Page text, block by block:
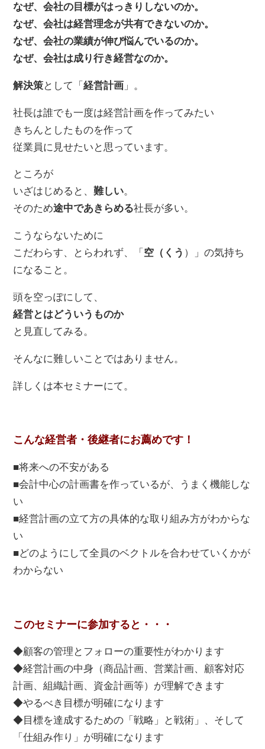
なぜ、会社の目標がはっきりしないのか。
なぜ、会社は経営理念が共有できないのか。
なぜ、会社の業績が伸び悩んでいるのか。
なぜ、会社は成り行き経営なのか。
解決策として「経営計画 」。
社長は誰でも一度は経営計画を作ってみたい
きちんとしたものを作って
従業員に見せたいと思っています。
ところが
いざはじめると、難しい。
そのため途中であきらめる社長が多い。
こうならないために
こだわらす、とらわれず、「 空（くう ）」の気持ち
になること。
頭を空っぽにして、
経営とはどういうものか
と見直してみる。
そんなに難しいことではありません。
詳しくは本セミナーにて。
こんな経営者・後継者にお薦めです！
■将来への不安がある
■会計中心の計画書を作っているが、うまく機能しな
い
■経営計画の立て方の具体的な取り組み方がわからな
い
■どのようにして全員のベクトルを合わせていくかが
わからない
このセミナーに参加すると・・・
◆顧客の管理とフォローの重要性がわかります
◆経営計画の中身（商品計画、営業計画、顧客対応
計画、組織計画、資金計画等）が理解できます
◆やるべき目標が明確になります
◆目標を達成するための「戦略」と戦術」、そして
「仕組み作り」が明確になります